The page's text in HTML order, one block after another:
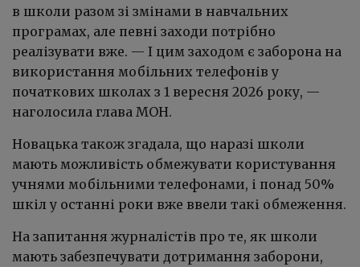
в школи разом зі змінами в навчальних
програмах, але певні заходи потрібно
реалізувати вже. — І цим заходом є заборона на
використання мобільних телефонів у
початкових школах з 1 вересня 2026 року, —
наголосила глава МОН.
Новацька також згадала, що наразі школи
мають можливість обмежувати користування
учнями мобільними телефонами, і понад 50%
шкіл у останні роки вже ввели такі обмеження.
На запитання журналістів про те, як школи
мають забезпечувати дотримання заборони,